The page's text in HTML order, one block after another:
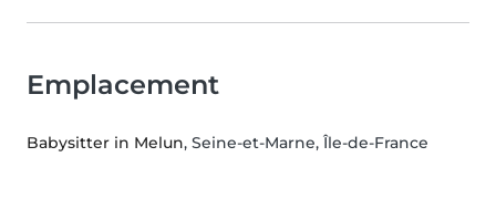
Emplacement
Babysitter in Melun, Seine-et-Marne, Île-de-France